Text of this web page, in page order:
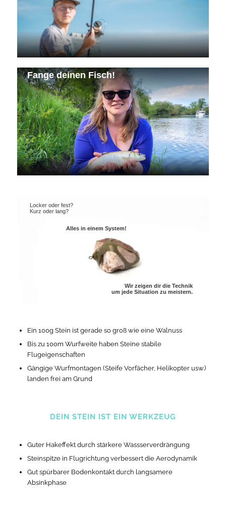
Fange deinen Fisch!
Locker oder fest?
Kurz oder lang?
Wir zeigen dir die Technik
um jede Situation zu meistern.
Alles in einem System!
Ein 100g Stein ist gerade so groß wie eine Walnuss
Bis zu 100m Wurfweite haben Steine stabile
Flugeigenschaften
Gängige Wurfmontagen (Steife Vorfächer, Helikopter usw.)
landen frei am Grund
DEIN STEIN IST EIN WERKZEUG
Guter Hakeffekt durch stärkere Wassserverdrängung
Steinspitze in Flugrichtung verbessert die Aerodynamik
Gut spürbarer Bodenkontakt durch langsamere
Absinkphase